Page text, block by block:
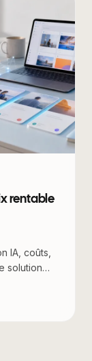
rentable
IA, coûts,
solution